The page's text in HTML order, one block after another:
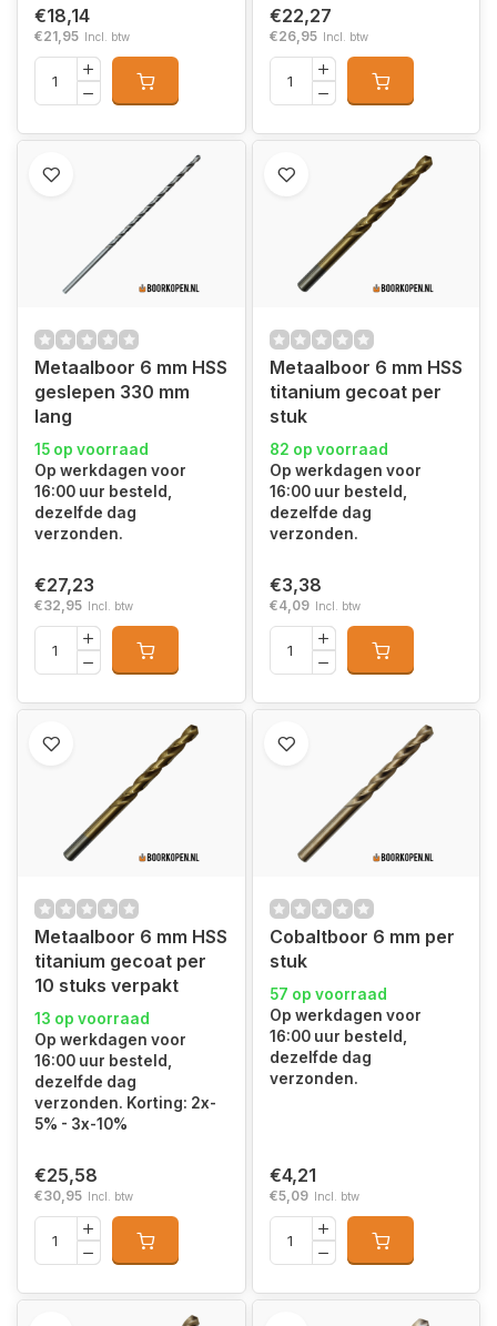
€18,14
€21,95 Incl. btw
€22,27
€26,95 Incl. btw
Metaalboor 6 mm HSS
geslepen 330 mm
lang
15 op voorraad
Op werkdagen voor
16:00 uur besteld,
dezelfde dag
verzonden.
€27,23
€32,95 Incl. btw
Metaalboor 6 mm HSS
titanium gecoat per
stuk
82 op voorraad
Op werkdagen voor
16:00 uur besteld,
dezelfde dag
verzonden.
€3,38
€4,09 Incl. btw
Metaalboor 6 mm HSS
titanium gecoat per
10 stuks verpakt
13 op voorraad
Op werkdagen voor
16:00 uur besteld,
dezelfde dag
verzonden. Korting: 2x-
5% - 3x-10%
€25,58
€30,95 Incl. btw
Cobaltboor 6 mm per
stuk
57 op voorraad
Op werkdagen voor
16:00 uur besteld,
dezelfde dag
verzonden.
€4,21
€5,09 Incl. btw